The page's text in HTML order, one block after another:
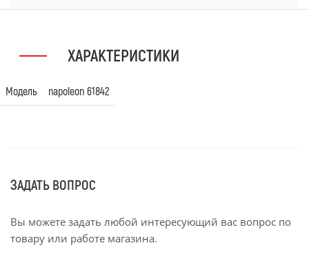
ХАРАКТЕРИСТИКИ
Модель napoleon 61842
ЗАДАТЬ ВОПРОС
Вы можете задать любой интересующий вас вопрос по
товару или работе магазина.